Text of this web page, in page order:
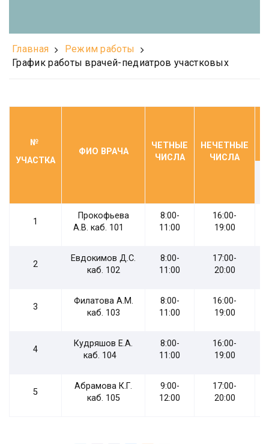
Главная
Режим работы
График работы врачей-педиатров участковых
№
УЧАСТКА
ФИО ВРАЧА
ЧЕТНЫЕ
ЧИСЛА
НЕЧЕТНЫЕ
ЧИСЛА
1
Прокофьева
А.В. каб. 101
8:00-
11:00
16:00-
19:00
2
Евдокимов Д.С.
каб. 102
8:00-
11:00
17:00-
20:00
3
Филатова А.М.
каб. 103
8:00-
11:00
16:00-
19:00
4
Кудряшов Е.А.
каб. 104
8:00-
11:00
16:00-
19:00
5
Абрамова К.Г.
каб. 105
9:00-
12:00
17:00-
20:00